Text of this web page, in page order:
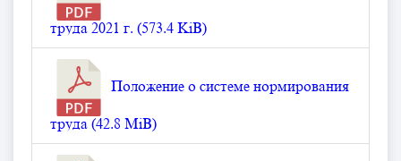
труда 2021 г. (573.4 KiB)
Положение о системе нормирования
труда (42.8 MiB)